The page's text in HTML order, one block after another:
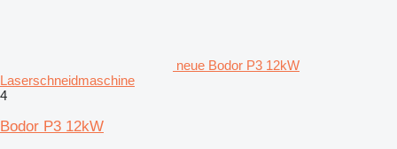
neue Bodor P3 12kW
Laserschneidmaschine
4
Bodor P3 12kW